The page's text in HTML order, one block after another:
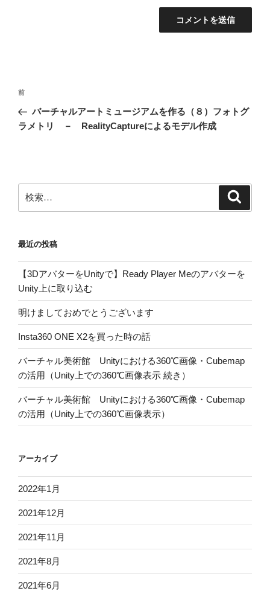
投
ナ
シ
ョ
前
の
投
前
バーチャルアートミュージアムを作る（８）フォトグ
ラメトリ － RealityCaptureによるモデル作成
検
索:
最近の投稿
【3DアバターをUnityで】Ready Player Meのアバターを
Unity上に取り込む
明けましておめでとうございます
Insta360 ONE X2を買った時の話
バーチャル美術館 Unityにおける360℃画像・Cubemap
の活用（Unity上での360℃画像表示 続き）
バーチャル美術館 Unityにおける360℃画像・Cubemap
の活用（Unity上での360℃画像表示）
アーカイブ
2022年1月
2021年12月
2021年11月
2021年8月
2021年6月